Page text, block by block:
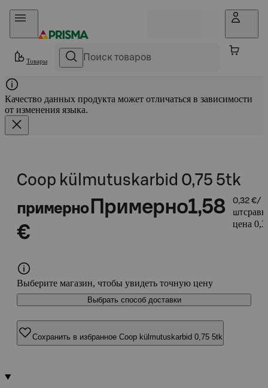
Прыгать в контент
Товары
Качество данных продукта может отличаться в зависимости
от изменения языка.
Coop külmutuskarbid 0,75 5tk
примерно Примерно1,58
€
0,32 €/
шт
цена
Выберите магазин, чтобы увидеть точную цену
Выбрать способ доставки
Сохранить в избранное Coop külmutuskarbid 0,75 5tk